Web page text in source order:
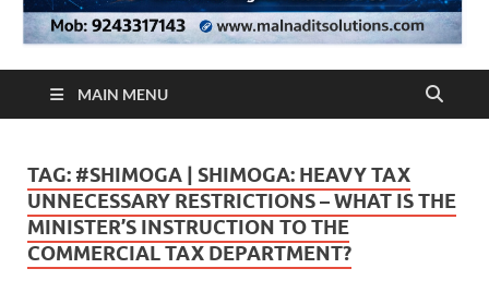
MAIN MENU
TAG: #SHIMOGA | SHIMOGA: HEAVY TAX
UNNECESSARY RESTRICTIONS – WHAT IS THE
MINISTER’S INSTRUCTION TO THE
COMMERCIAL TAX DEPARTMENT?